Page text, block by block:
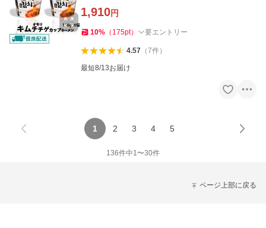
1,910円
10% （ 175pt） 要エントリー
4.57（7件）
最短8/13お届け
1 2 3 4 5
136件中1〜30件
ページ上部に戻る